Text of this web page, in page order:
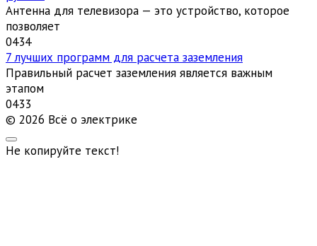
Антенна для телевизора — это устройство, которое
позволяет
0434
7 лучших программ для расчета заземления
Правильный расчет заземления является важным
этапом
0433
© 2026 Всё о электрике
Не копируйте текст!